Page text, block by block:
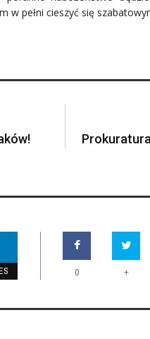
pełni cieszyć się
0 +